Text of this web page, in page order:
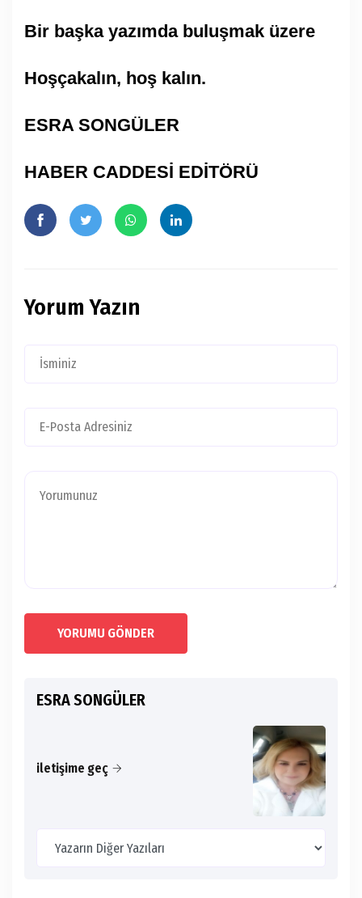
Bir başka yazımda buluşmak üzere
Hoşçakalın, hoş kalın.
ESRA SONGÜLER
HABER CADDESİ EDİTÖRÜ
Yorum Yazın
YORUMU GÖNDER
ESRA SONGÜLER
iletişime geç